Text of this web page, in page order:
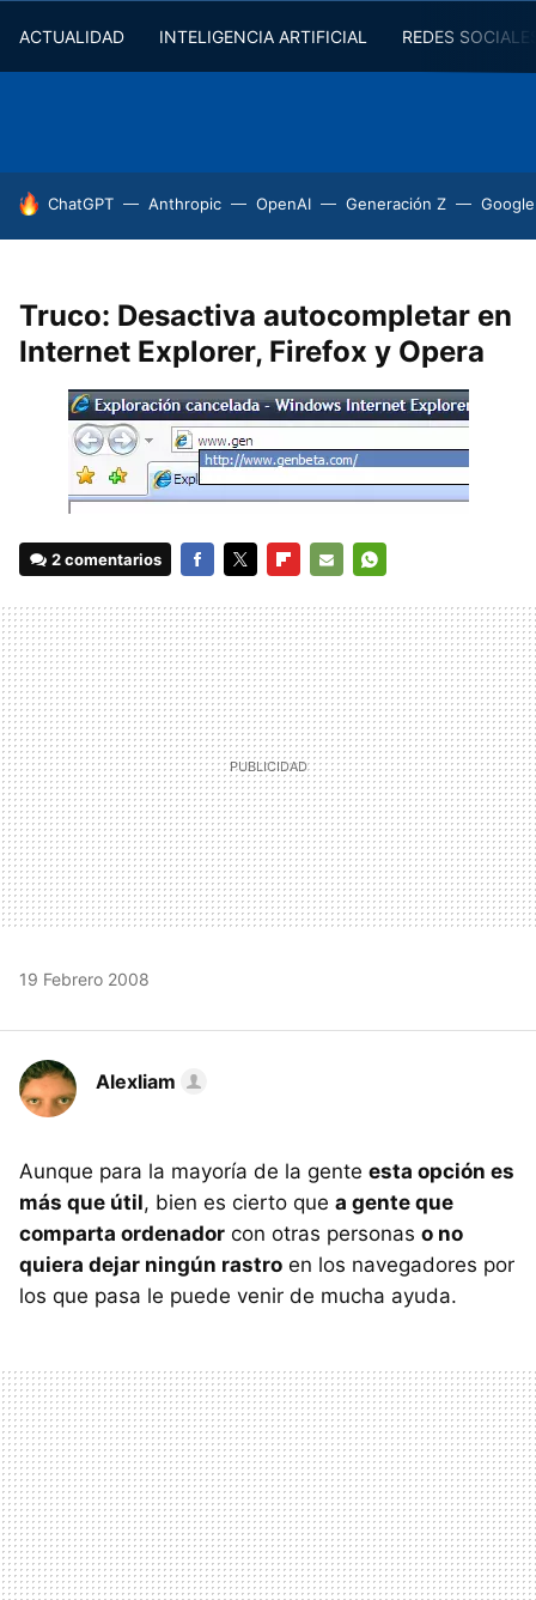
ACTUALIDAD INTELIGENCIA ARTIFICIAL REDES
HOY SE HABLA DE
ChatGPT Anthropic OpenAI Generación Z
Truco: Desactiva autocompletar en
Internet Explorer, Firefox y Opera
2 comentarios
MAIL
19 Febrero 2008
Alexliam
Aunque para la mayoría de la gente esta opción es
más que útil, bien es cierto que a gente que
comparta ordenador con otras personas o no
quiera dejar ningún rastro en los navegadores por
los que pasa le puede venir de mucha ayuda.